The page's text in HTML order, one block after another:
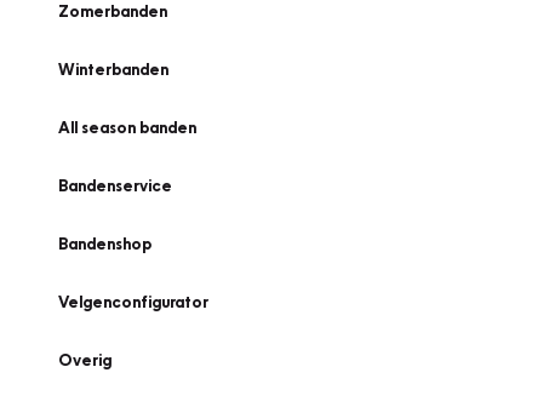
Zomerbanden
Winterbanden
All season banden
Bandenservice
Bandenshop
Velgenconfigurator
Overig